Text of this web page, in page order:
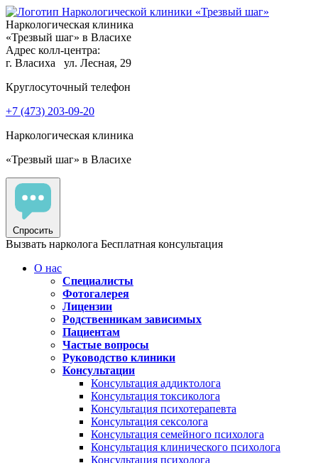
Наркологическая клиника
«Трезвый шаг» в Власихе
Адрес колл-центра:
г. Власиха
ул. Лесная, 29
Круглосуточный телефон
+7 (473) 203-09-20
Наркологическая клиника
«Трезвый шаг» в Власихе
Спросить
Вызвать нарколога Бесплатная консультация
О нас
Специалисты
Фотогалерея
Лицензии
Родственникам зависимых
Пациентам
Частые вопросы
Руководство клиники
Консультации
Консультация аддиктолога
Консультация токсиколога
Консультация психотерапевта
Консультация сексолога
Консультация семейного психолога
Консультация клинического психолога
Консультация психолога